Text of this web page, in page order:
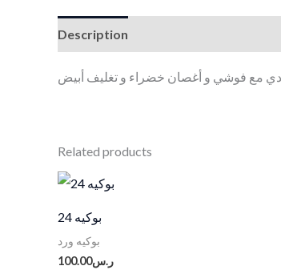
Description
مع فوشي و أغصان خضراء و تغليف أبيض
Related products
بوكيه 24
بوكيه ورد
ر.س100.00